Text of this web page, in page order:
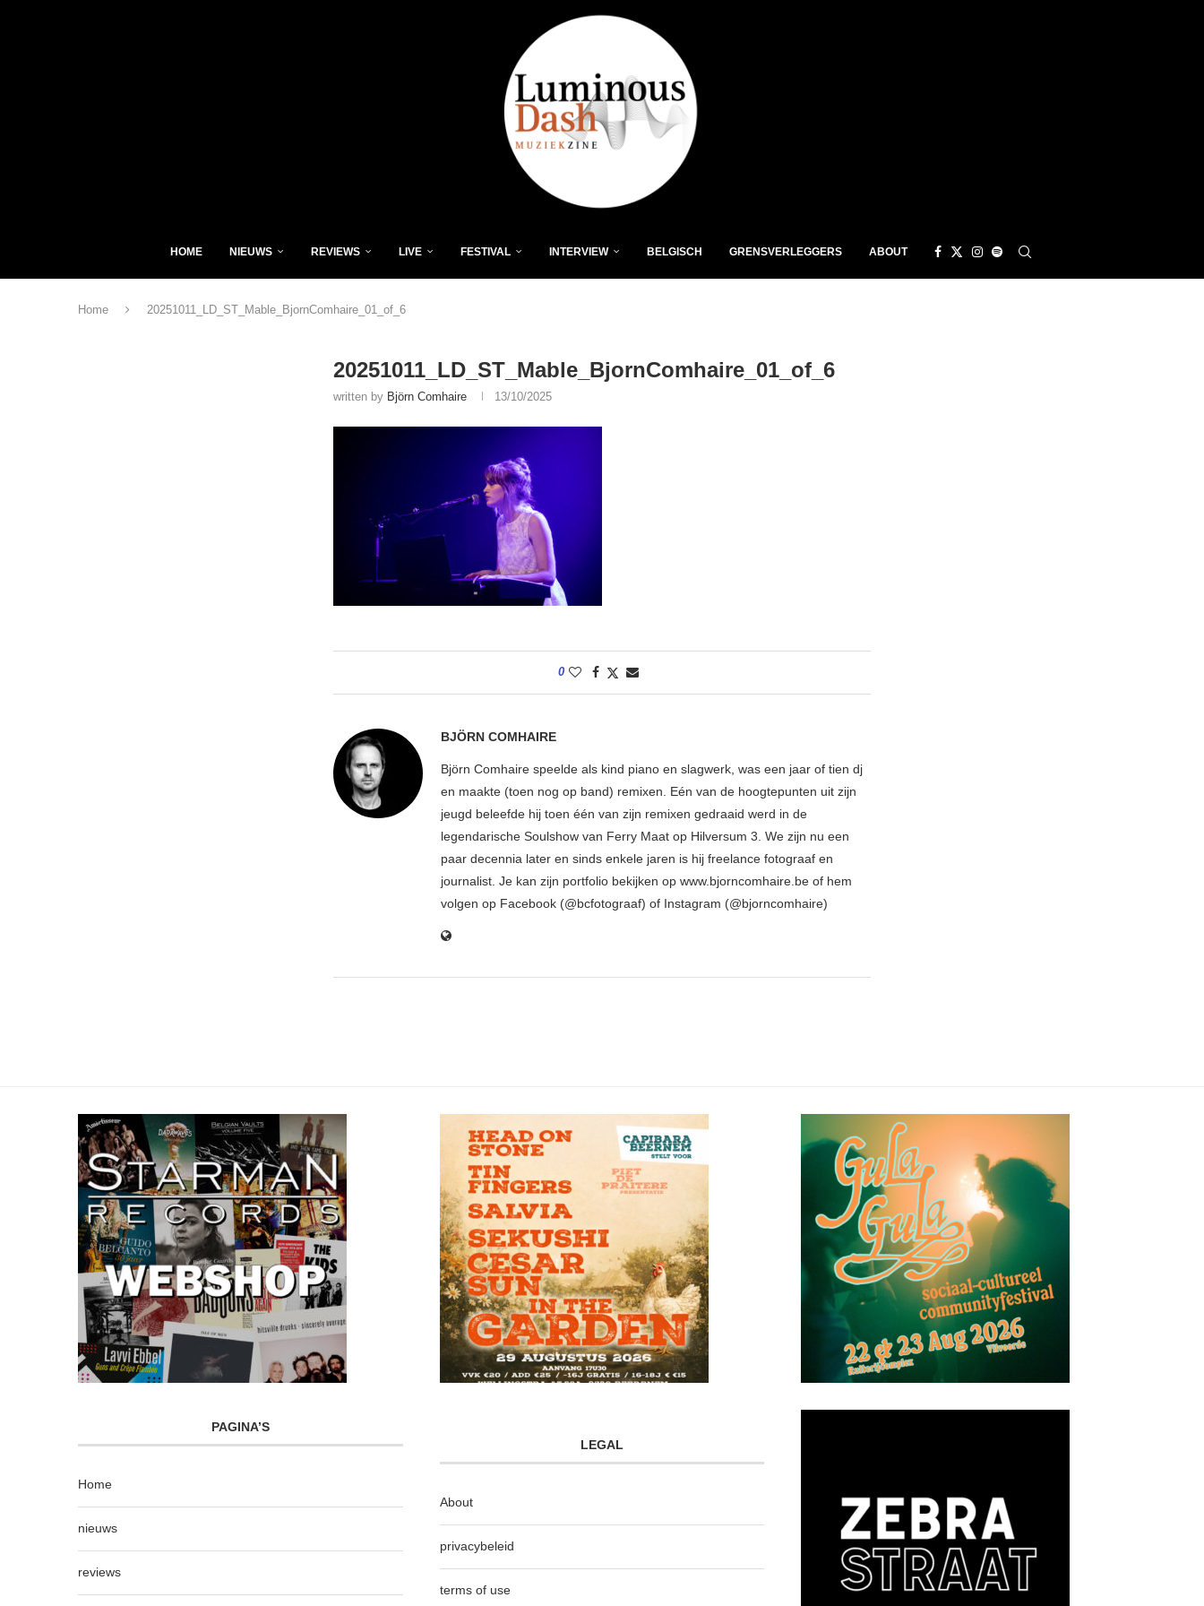
HOME NIEUWS REVIEWS LIVE FESTIVAL INTERVIEW BELGISCH GRENSVERLEGGERS ABOUT
Home 20251011_LD_ST_Mable_BjornComhaire_01_of_6
20251011_LD_ST_Mable_BjornComhaire_01_of_6
written by Björn Comhaire 13/10/2025
0
BJÖRN COMHAIRE
Björn Comhaire speelde als kind piano en slagwerk, was een jaar of tien dj
en maakte (toen nog op band) remixen. Eén van de hoogtepunten uit zijn
jeugd beleefde hij toen één van zijn remixen gedraaid werd in de
legendarische Soulshow van Ferry Maat op Hilversum 3. We zijn nu een
paar decennia later en sinds enkele jaren is hij freelance fotograaf en
journalist. Je kan zijn portfolio bekijken op www.bjorncomhaire.be of hem
volgen op Facebook (@bcfotograaf) of Instagram (@bjorncomhaire)
PAGINA’S
Home
nieuws
reviews
LEGAL
About
privacybeleid
terms of use